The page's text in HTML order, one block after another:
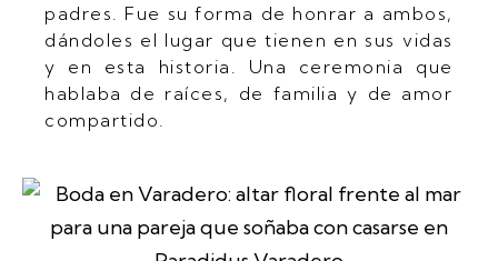
padres. Fue su forma de honrar a ambos,
dándoles el lugar que tienen en sus vidas
y en esta historia. Una ceremonia que
hablaba de raíces, de familia y de amor
compartido.